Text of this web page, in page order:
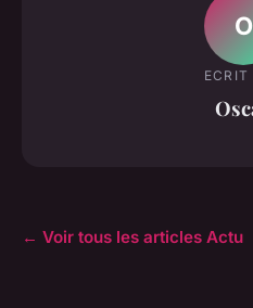
O
ECRIT
← Voir tous les articles Actu